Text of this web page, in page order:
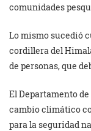
comunidades
Lo mismo sucedió
cordillera del
de personas, que
El Departamento
cambio climático
para la seguridad